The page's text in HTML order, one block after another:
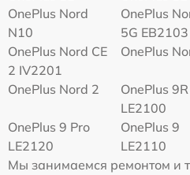
OnePlus Nord
N10
OnePlus
5G EB2103
OnePlus Nord CE
2 IV2201
OnePlus
OnePlus Nord 2
OnePlus 9R
LE2100
OnePlus 9 Pro
LE2120
OnePlus 9
LE2110
Мы занимаемся ремонтом и